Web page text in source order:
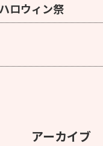
ロウィン祭
アーカイブ